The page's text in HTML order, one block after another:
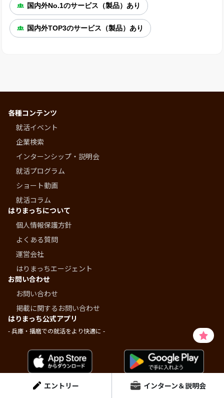
国内外No.1のサービス（製品）あり
国内外TOP3のサービス（製品）あり
エントリー インターン＆説明会
各種コンテンツ
就活イベント
企業検索
インターンシップ・説明会
就活プログラム
ショート動画
就活コラム
はりまっちについて
個人情報保護方針
よくある質問
運営会社
はりまっちエージェント
お問い合わせ
お問い合わせ
掲載に関するお問い合わせ
はりまっち公式アプリ
- 兵庫・播磨での就活をより快適に -